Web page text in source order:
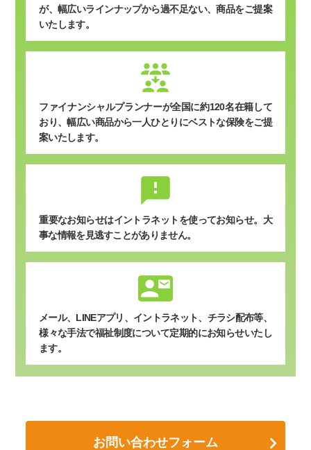
が、幅広いラインナップから過不足ない、商品をご提案
いたします。
ファイナンシャルプランナーが全国に約120名在籍して
おり、幅広い商品から一人ひとりにベストな保険をご提
案いたします。
sms_failed
重要なお知らせはイントラネットを使ってお知らせ。 大
事な情報を見逃すことがありません。
contact_mail
メール、LINEアプリ、イントラネット、チラシ配布等、
様々な手法で福祉制度について定期的にお知らせいたし
ます。
お問い合わせフォーム